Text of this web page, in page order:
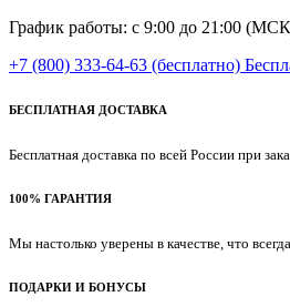
График работы: с 9:00 до 21:00
+7 (800) 333-64-63 (бесплатно)
БЕСПЛАТНАЯ ДОСТАВКА
Бесплатная доставка по всей России при
100% ГАРАНТИЯ
Мы настолько уверены в качестве, что
ПОДАРКИ И БОНУСЫ